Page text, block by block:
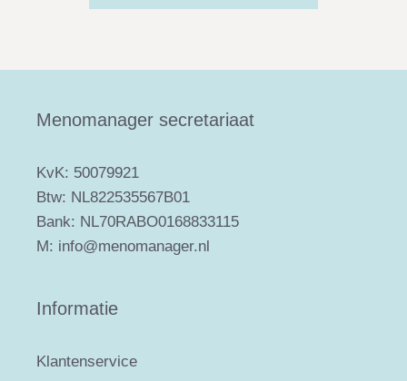
Menomanager secretariaat
KvK: 50079921
Btw: NL822535567B01
Bank: NL70RABO0168833115
M: info@menomanager.nl
Informatie
Klantenservice